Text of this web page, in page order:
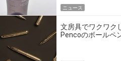
ニュース
文房具でワクワク
Pencoのボールペ